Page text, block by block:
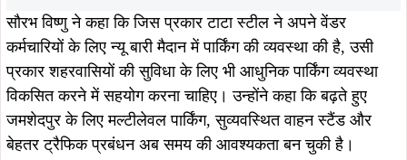
सौरभ विष्णु ने कहा कि जिस प्रकार टाटा स्टील ने अपने वेंडर
कर्मचारियों के लिए न्यू बारी मैदान में पार्किंग की व्यवस्था की है, उसी
प्रकार शहरवासियों की सुविधा के लिए भी आधुनिक पार्किंग व्यवस्था
विकसित करने में सहयोग करना चाहिए। उन्होंने कहा कि बढ़ते हुए
जमशेदपुर के लिए मल्टीलेवल पार्किंग, सुव्यवस्थित वाहन स्टैंड और
बेहतर ट्रैफिक प्रबंधन अब समय की आवश्यकता बन चुकी है।